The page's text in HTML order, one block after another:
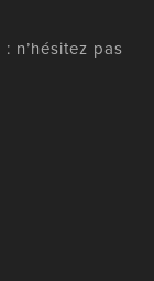
n’hésitez pas